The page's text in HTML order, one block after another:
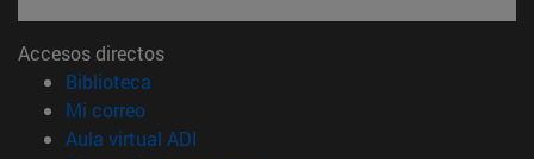
Accesos directos
Biblioteca
Mi correo(abre en nueva ventana)
Aula virtual ADI